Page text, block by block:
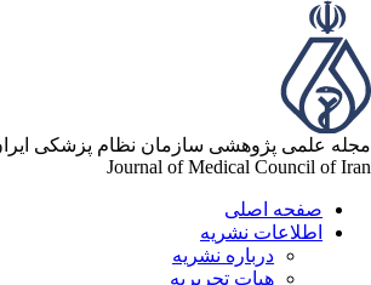
علمی پژوهشی سازمان نظام پزشکی ایران
Journal of Medical Council of
صفحه اصلی
اطلاعات نشریه
درباره نشریه
هیات تحریریه